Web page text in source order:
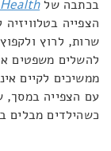
בכתבה של
הצפייה
שרות, לרוץ
להשלים משפטים
ממשיכים לקיים
עם הצפייה במסך,
כשהילדים מבלים